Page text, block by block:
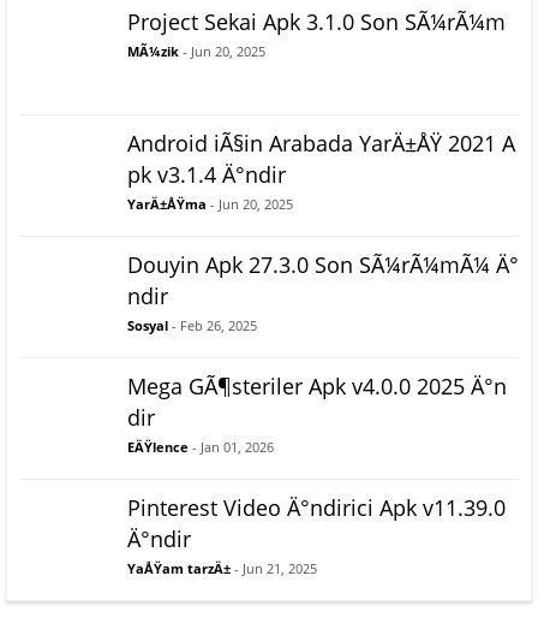
Project Sekai Apk 3.1.0 Son SÃ¼rÃ¼m
MÃ¼zik - Jun 20, 2025
Android iÃ§in Arabada YarÄ±ÅŸ 2021 A
pk v3.1.4 Ä°ndir
YarÄ±ÅŸma - Jun 20, 2025
Douyin Apk 27.3.0 Son SÃ¼rÃ¼mÃ¼ Ä°
ndir
Sosyal - Feb 26, 2025
Mega GÃ¶steriler Apk v4.0.0 2025 Ä°n
dir
EÄŸlence - Jan 01, 2026
Pinterest Video Ä°ndirici Apk v11.39.0
Ä°ndir
YaÅŸam tarzÄ± - Jun 21, 2025